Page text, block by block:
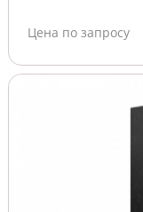
Цена по запросу